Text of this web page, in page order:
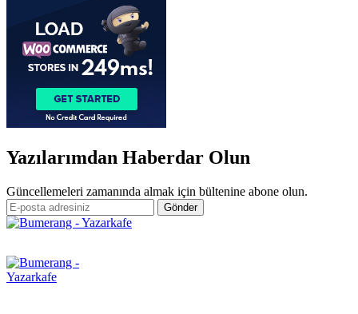
Yazılarımdan Haberdar Olun
Güncellemeleri zamanında almak için bültenine abone olun.